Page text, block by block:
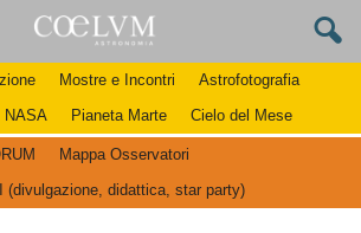
Mostre e Incontri
Astrofotografia
NASA Pianeta Marte Cielo del Mese
Mappa Osservatori
(divulgazione, didattica, star party)